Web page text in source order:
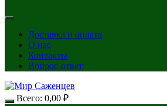
Доставка и оплата
О нас
Контакты
Вопрос-ответ
Всего: 0,00 ₽